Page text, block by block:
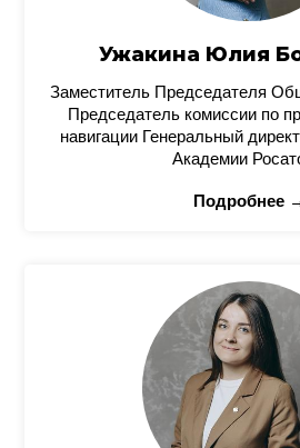
Ужакина Юлия
Заместитель Председателя
Председатель комиссии по
навигации Генеральный
Академии
Подробнее